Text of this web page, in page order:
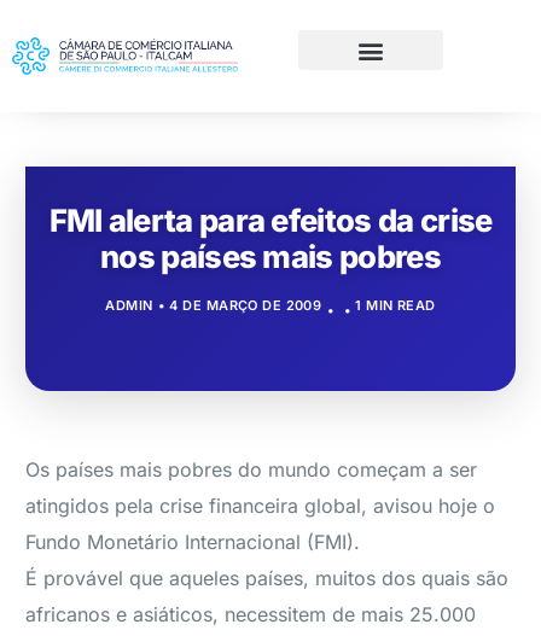
FMI alerta para efeitos da crise
nos países mais pobres
ADMIN 4 DE MARÇO DE 2009 1 MIN READ
Os países mais pobres do mundo começam a ser
atingidos pela crise financeira global, avisou hoje o
Fundo Monetário Internacional (FMI).
É provável que aqueles países, muitos dos quais são
africanos e asiáticos, necessitem de mais 25.000